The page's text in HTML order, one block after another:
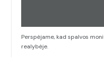
Perspėjame, kad spalvos
realybėje.